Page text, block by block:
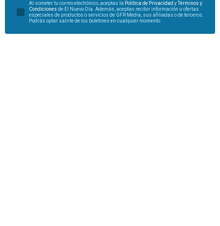
Al someter tu correo electrónico, aceptas la Política de Privacidad yTérminos y
Condiciones de El Nuevo Día. Además, aceptas recibir información u ofertas
especiales de productos o servicios de GFR Media, sus afiliadas o de terceros.
Podrás optar salirte de los boletines en cualquier momento.